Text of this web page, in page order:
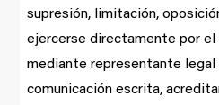
supresión, limitación,
ejercerse directamente por
mediante representante
comunicación escrita,